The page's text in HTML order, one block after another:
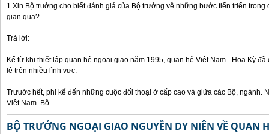
1.Xin Bộ truởng cho biết đánh giá của Bộ trưởng về những bước tiến triển trong
gian qua?
Trả lời:
Kể từ khi thiết lập quan hệ ngoại giao năm 1995, quan hệ Việt Nam - Hoa Kỳ
lệ trên nhiều lĩnh vực.
Trưuớc hết, phi kể đến những cuộc đối thoại ở cấp cao và giữa các Bộ, ngành.
Việt Nam. Bộ
BỘ TRƯỞNG NGOẠI GIAO NGUYỄN DY NIÊN VỀ QUAN